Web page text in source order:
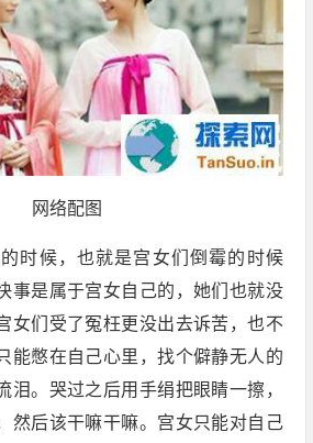
网络配图
时候，也就是宫女们倒霉的时候
事是属于宫女自己的，她们也就没
女们受了冤枉更没出去诉苦，也不
能憋在自己心里，找个僻静无人的
泪。哭过之后用手绢把眼睛一擦，
然后该干嘛干嘛。宫女只能对自己